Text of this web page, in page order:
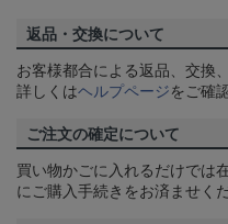
返品・交換について
お客様都合による返品、交換
詳しくはヘルプページをご確
ご注文の確定について
買い物かごに入れるだけでは
にご購入手続きをお済ませくだ